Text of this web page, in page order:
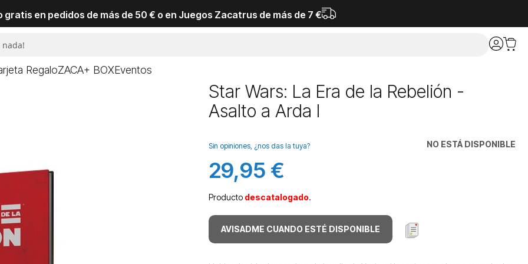
gratis en pedidos de más de 50 € o en Juegos Zacatrus de más de 7 €
RegaloZACA+ BOXEventos
Star Wars: La Era de la Rebelión -
Asalto a Arda I
NO ESTÁ DISPONIBLE
Sin opiniones, ¿nos das la tuya?
29,95 €
Producto descatalogado.
AVISADME CUANDO ESTÉ DISPONIBLE